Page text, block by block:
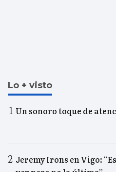
Lo + visto
Un sonoro toque de
Jeremy Irons en Vigo: